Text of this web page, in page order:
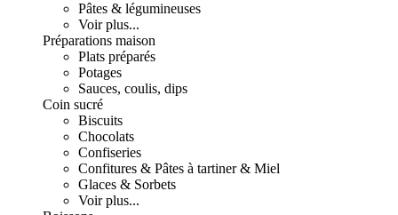
Pâtes & légumineuses
Voir plus...
Préparations maison
Plats préparés
Potages
Sauces, coulis, dips
Coin sucré
Biscuits
Chocolats
Confiseries
Confitures & Pâtes à tartiner & Miel
Glaces & Sorbets
Voir plus...